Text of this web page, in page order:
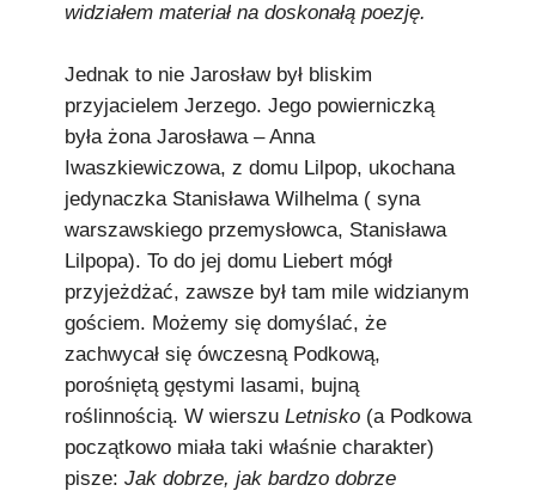
widziałem materiał na doskonałą poezję.
Jednak to nie Jarosław był bliskim
przyjacielem Jerzego. Jego powierniczką
była żona Jarosława – Anna
Iwaszkiewiczowa, z domu Lilpop, ukochana
jedynaczka Stanisława Wilhelma ( syna
warszawskiego przemysłowca, Stanisława
Lilpopa). To do jej domu Liebert mógł
przyjeżdżać, zawsze był tam mile widzianym
gościem. Możemy się domyślać, że
zachwycał się ówczesną Podkową,
porośniętą gęstymi lasami, bujną
roślinnością. W wierszu Letnisko (a Podkowa
początkowo miała taki właśnie charakter)
pisze: Jak dobrze, jak bardzo dobrze